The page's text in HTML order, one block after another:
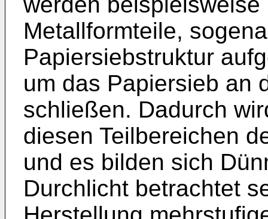
Metallformteile,
Papiersiebstruktur
um das Papiersieb an
schließen. Dadurch
diesen Teilbereichen
und es bilden sich
Durchlicht betrachtet